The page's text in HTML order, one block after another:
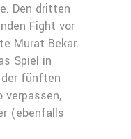
Den dritten
Fight vor
Murat Bekar.
Spiel in
fünften
verpassen,
(ebenfalls